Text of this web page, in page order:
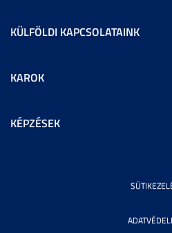
KÜLFÖLDI KAPCSOLATAINK
KAROK
KÉPZÉSEK